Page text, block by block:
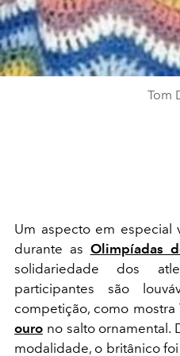
Tom
Um aspecto em especial
durante as Olimpíadas
solidariedade dos
participantes são
competição, como mostra
ouro no salto ornamental.
modalidade, o britânico